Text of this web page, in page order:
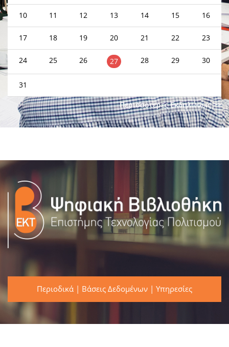
10 11 12 13 14 15 16
17 18 19 20 21 22 23
24 25 26 27 28 29 30
31
Περισσότερες Εκδηλώσεις >>
Περιοδικά | Βάσεις Δεδομένων | Υπηρεσίες